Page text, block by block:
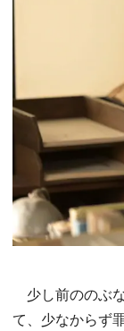
少し前ののぶ
て、少なからず